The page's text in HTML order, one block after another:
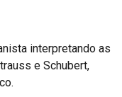
interpretando as
e Schubert,